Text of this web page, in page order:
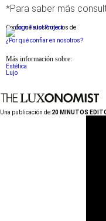
*Para saber más
Conforme a los criterios de
¿Por qué confiar en nosotros?
Más información sobre:
Estética
Lujo
Una publicación de:20 MINUTOS